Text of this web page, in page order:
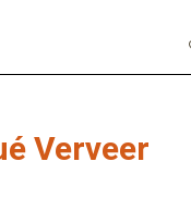
Verveer